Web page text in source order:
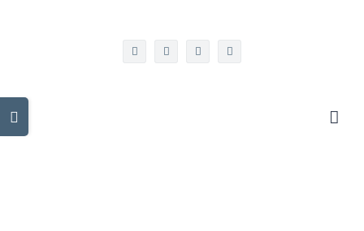
facebooktwitter instagramlinkedin
Sliding